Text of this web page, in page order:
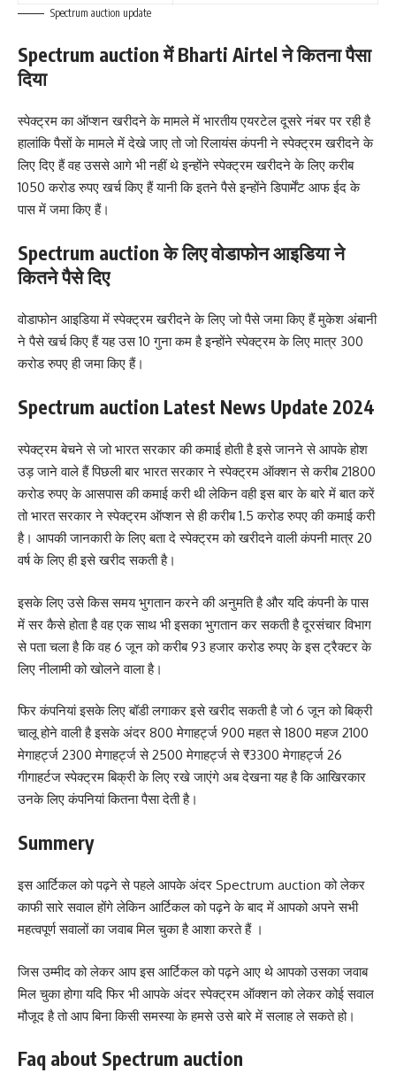
Spectrum auction update
Spectrum auction में Bharti Airtel ने कितना पैसा
दिया
स्पेक्ट्रम का ऑप्शन खरीदने के मामले में भारतीय एयरटेल दूसरे नंबर पर रही है
हालांकि पैसों के मामले में देखे जाए तो जो रिलायंस कंपनी ने स्पेक्ट्रम खरीदने के
लिए दिए हैं वह उससे आगे भी नहीं थे इन्होंने स्पेक्ट्रम खरीदने के लिए करीब
1050 करोड रुपए खर्च किए हैं यानी कि इतने पैसे इन्होंने डिपार्मेंट आफ ईद के
पास में जमा किए हैं।
Spectrum auction के लिए वोडाफोन आइडिया ने
कितने पैसे दिए
वोडाफोन आइडिया में स्पेक्ट्रम खरीदने के लिए जो पैसे जमा किए हैं मुकेश अंबानी
ने पैसे खर्च किए हैं यह उस 10 गुना कम है इन्होंने स्पेक्ट्रम के लिए मात्र 300
करोड रुपए ही जमा किए हैं।
Spectrum auction Latest News Update 2024
स्पेक्ट्रम बेचने से जो भारत सरकार की कमाई होती है इसे जानने से आपके होश
उड़ जाने वाले हैं पिछली बार भारत सरकार ने स्पेक्ट्रम ऑक्शन से करीब 21800
करोड रुपए के आसपास की कमाई करी थी लेकिन वही इस बार के बारे में बात करें
तो भारत सरकार ने स्पेक्ट्रम ऑप्शन से ही करीब 1.5 करोड रुपए की कमाई करी
है। आपकी जानकारी के लिए बता दे स्पेक्ट्रम को खरीदने वाली कंपनी मात्र 20
वर्ष के लिए ही इसे खरीद सकती है।
इसके लिए उसे किस समय भुगतान करने की अनुमति है और यदि कंपनी के पास
में सर कैसे होता है वह एक साथ भी इसका भुगतान कर सकती है दूरसंचार विभाग
से पता चला है कि वह 6 जून को करीब 93 हजार करोड रुपए के इस ट्रैक्टर के
लिए नीलामी को खोलने वाला है।
फिर कंपनियां इसके लिए बॉडी लगाकर इसे खरीद सकती है जो 6 जून को बिक्री
चालू होने वाली है इसके अंदर 800 मेगाहर्ट्ज 900 महत से 1800 महज 2100
मेगाहर्ट्ज 2300 मेगाहर्ट्ज से 2500 मेगाहर्ट्ज से ₹3300 मेगाहर्ट्ज 26
गीगाहर्टज स्पेक्ट्रम बिक्री के लिए रखे जाएंगे अब देखना यह है कि आखिरकार
उनके लिए कंपनियां कितना पैसा देती है।
Summery
इस आर्टिकल को पढ़ने से पहले आपके अंदर Spectrum auction को लेकर
काफी सारे सवाल होंगे लेकिन आर्टिकल को पढ़ने के बाद में आपको अपने सभी
महत्वपूर्ण सवालों का जवाब मिल चुका है आशा करते हैं ।
जिस उम्मीद को लेकर आप इस आर्टिकल को पढ़ने आए थे आपको उसका जवाब
मिल चुका होगा यदि फिर भी आपके अंदर स्पेक्ट्रम ऑक्शन को लेकर कोई सवाल
मौजूद है तो आप बिना किसी समस्या के हमसे उसे बारे में सलाह ले सकते हो।
Faq about Spectrum auction